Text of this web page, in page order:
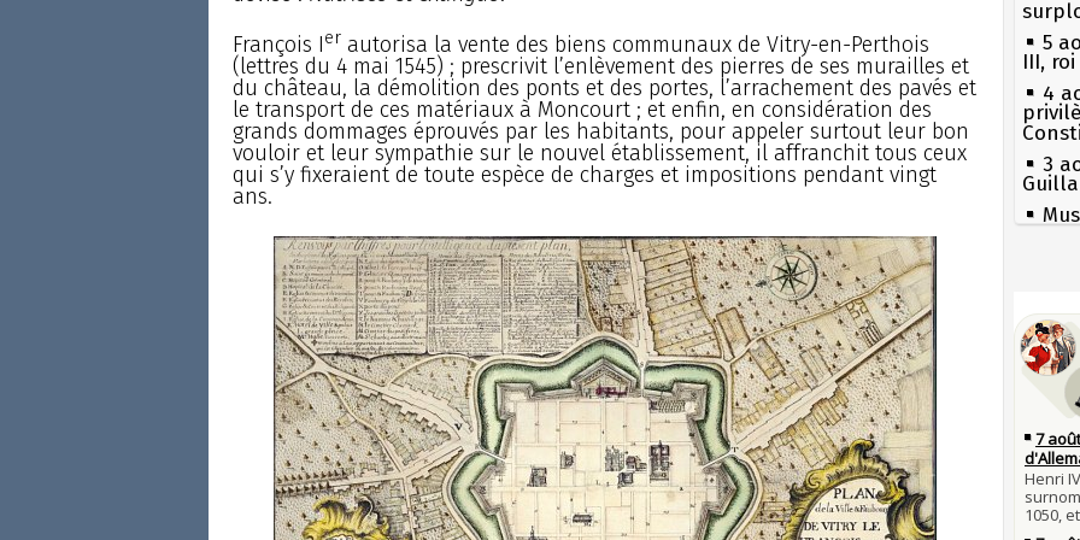
François Ier autorisa la vente des biens communaux de Vitry-en-Perthois
(lettres du 4 mai 1545) ; prescrivit l’enlèvement des pierres de ses murailles et
du château, la démolition des ponts et des portes, l’arrachement des pavés et
le transport de ces matériaux à Moncourt ; et enfin, en considération des
grands dommages éprouvés par les habitants, pour appeler surtout leur bon
vouloir et leur sympathie sur le nouvel établissement, il affranchit tous ceux
qui s’y fixeraient de toute espèce de charges et impositions pendant vingt
ans.
5
III,
4
3
1er
les
en
30
29
27
Qui
mort